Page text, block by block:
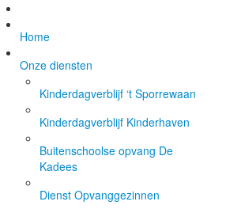
Home
Onze diensten
Kinderdagverblijf ‘t Sporrewaan
Kinderdagverblijf Kinderhaven
Buitenschoolse opvang De
Kadees
Dienst Opvanggezinnen